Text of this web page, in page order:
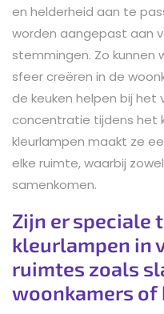
en helderheid aan te
worden aangepast aan
stemmingen. Zo kunnen
sfeer creëren in de
de keuken helpen bij het
concentratie tijdens het
kleurlampen maakt ze
elke ruimte, waarbij
samenkomen.
Zijn er speciale
kleurlampen in
ruimtes zoals
woonkamers of